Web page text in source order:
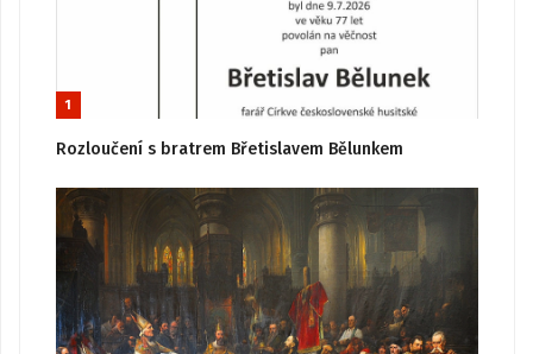
1
Rozloučení s bratrem Břetislavem Bělunkem